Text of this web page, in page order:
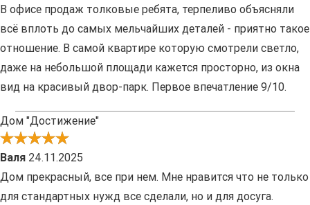
В офисе продаж толковые ребята, терпеливо объясняли
всё вплоть до самых мельчайших деталей - приятно такое
отношение. В самой квартире которую смотрели светло,
даже на небольшой площади кажется просторно, из окна
вид на красивый двор-парк. Первое впечатление 9/10.
Дом "Достижение"
Валя 24.11.2025
Дом прекрасный, все при нем. Мне нравится что не только
для стандартных нужд все сделали, но и для досуга.